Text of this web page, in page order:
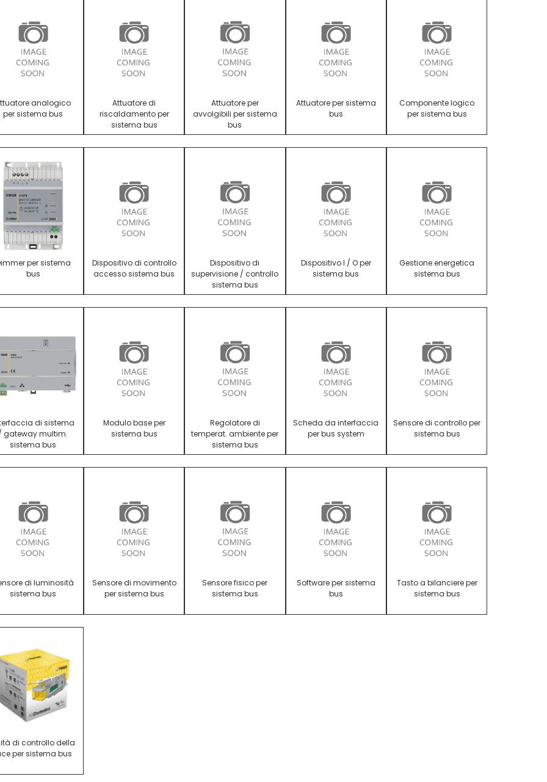
analogico
per sistema bus
Attuatore di
riscaldamento per
sistema bus
Attuatore per
avvolgibili per sistema
bus
Attuatore per sistema
bus
Componente logico
per sistema bus
per sistema
bus
Dispositivo di controllo
accesso sistema bus
Dispositivo di
supervisione / controllo
sistema bus
Dispositivo I / O per
sistema bus
Gestione energetica
sistema bus
di sistema
gateway multim.
sistema bus
Modulo base per
sistema bus
Regolatore di
temperat. ambiente per
sistema bus
Scheda da interfaccia
per bus system
Sensore di controllo per
sistema bus
di luminosità
sistema bus
Sensore di movimento
per sistema bus
Sensore fisico per
sistema bus
Software per sistema
bus
Tasto a bilanciere per
sistema bus
di controllo della
per sistema bus